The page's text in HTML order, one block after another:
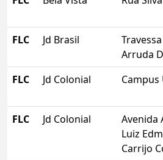
FLC Jd Brasil
Arruda
FLC Jd Colonial Campus
FLC Jd Colonial
Avenida
Luiz
Carrijo